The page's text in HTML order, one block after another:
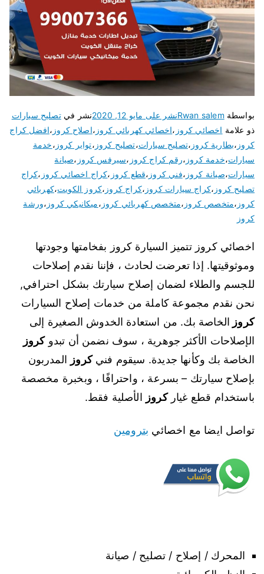
بواسطة Rwan salemنشر على مايو 12, 2020 نشر فيتصليح سيارات
ذو علامة اخصائي كروز ،اخصائي كهربائي كروز ،اصلاح كروز ،افضل كراج
كروز ،بطارية كروز ،تصليح سيارات،تصليح كروز ،تواير كروز ،خدمة
سيارات،خدمة كروز ،رقم كراج كروز ،سيرفس كروز ،صيانة
سيارات،صيانة كروز ،فني كروز ،قطع كروز ،كراج اخصائي كروز ،كراج
تصليح كروز ،كراج سيارات كروز ،كراج كروز ،كروز الكويت،كهربائي
كروز ،متخصص كروز ،متخصص كهربائي كروز ،ميكانيكي كروز ،ورشة
كروز
اخصائي كروز تتميز السيارة كروز بفخامتها وجودتها
وموثوقيتها. إذا تعرضت لحادث ، فإننا نقدم إصلاحات
للجسم والطلاء لضمان إصلاح سيارتك بشكل احترافي,
نحن نقدم مجموعة كاملة من خدمات إصلاح السيارات
كروز الخاصة بك. من استعادة الخدوش الصغيرة إلى
الإصلاحات الأكثر جوهرية ، سوف نضمن أن تبدوكروز
الخاصة بك وكأنها جديدة. سيقوم فنيكروز المدربون
بإصلاح سيارتك – بسرعة ، واحترافًا ، وبخبرة مخصصة
باستخدام قطع غياركروز الأصلية فقط.
تواصل ايضا مع اخصائي بترومين
المحرك / إصلاح / تصليح / صيانة